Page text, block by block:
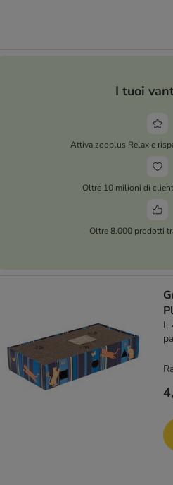
I tuoi
Attiva zooplus Relax e
Oltre 10 milioni di
Oltre 8.000 prodotti
L